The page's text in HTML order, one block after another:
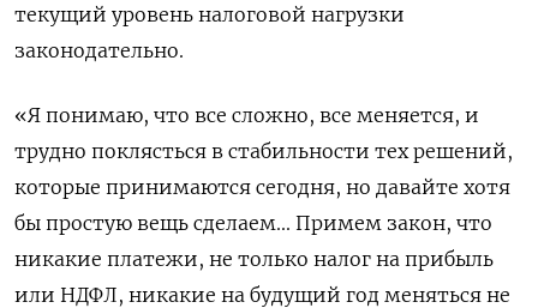
текущий уровень налоговой нагрузки
законодательно.
«Я понимаю, что все сложно, все меняется, и
трудно поклясться в стабильности тех решений,
которые принимаются сегодня, но давайте хотя
бы простую вещь сделаем... Примем закон, что
никакие платежи, не только налог на прибыль
или НДФЛ, никакие на будущий год меняться не